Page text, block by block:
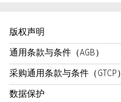
版权声明
通用条款与条件（AGB）
采购通用条款与条件（GTCP）
数据保护